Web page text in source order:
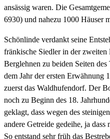
ansässig waren. Die
6930) und nahezu 1000 Häuser
Schönlinde verdankt seine
fränkische Siedler in der zweiten
Berglehnen zu beiden Seiten
dem Jahr der ersten Erwähnung
zuerst das Waldhufendorf. Der
noch zu Beginn des 18.
geklagt, dass wegen des
andere Getreide gedeihe, ja
So entstand sehr früh das